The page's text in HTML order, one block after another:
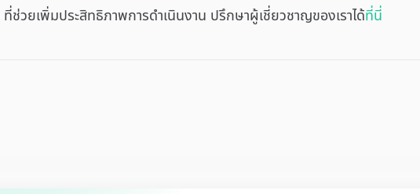
ที่ช่วยเพิ่มประสิทธิภาพการดำเนินงาน ปรึกษาผู้เชี่ยวชาญของเราได้ที่นี่